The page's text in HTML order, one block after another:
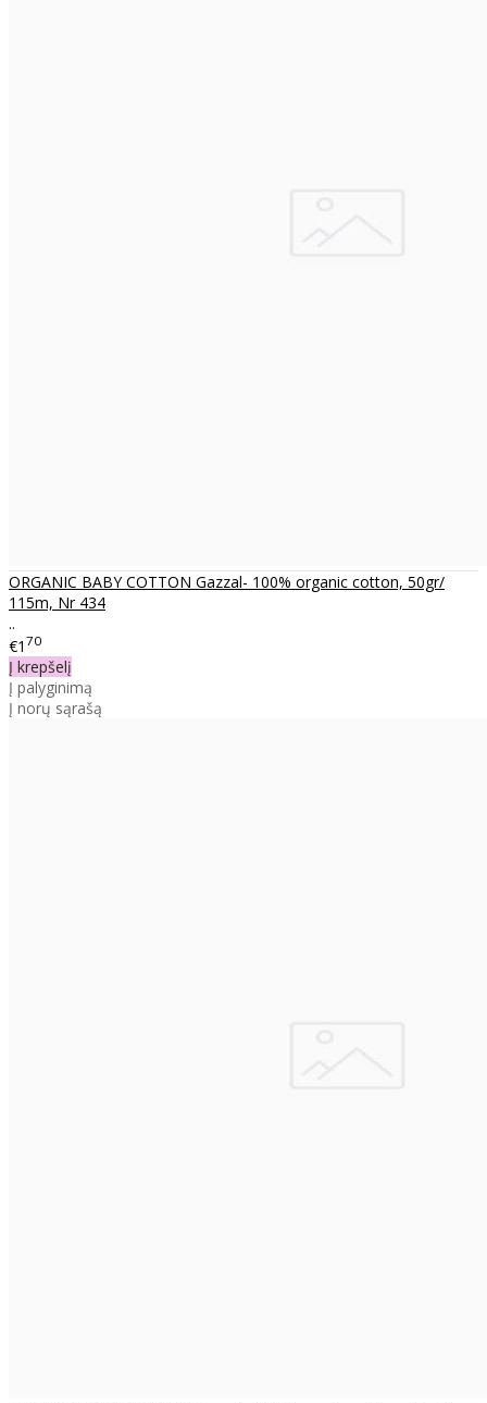
ORGANIC BABY COTTON Gazzal- 100% organic cotton, 50gr/
115m, Nr 434
..
€1 70
Į krepšelį
Į palyginimą
Į norų sąrašą